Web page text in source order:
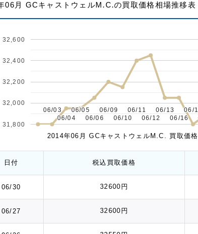
06月 GCキャストウェルM.C.の買取価格相場推移表
06/03
06/03
06/04
06/04
06/05
06/05
06/06
06/06
06/09
06/09
06/10
06/10
06/11
06/11
06/12
06/12
06/13
06/13
06/16
06/16
06/
06/
31,800
32,000
32,200
32,400
32,600
2014年06月 GCキャストウェルM.C. 買取価
日付 税込 買取価格
06/30 32600円
06/27 32600円